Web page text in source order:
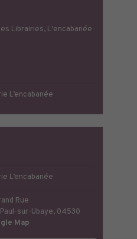
Librairies, L'encabanée
L’encabanée
L’encabanée
Rue
sur-Ubaye, 04530
Map